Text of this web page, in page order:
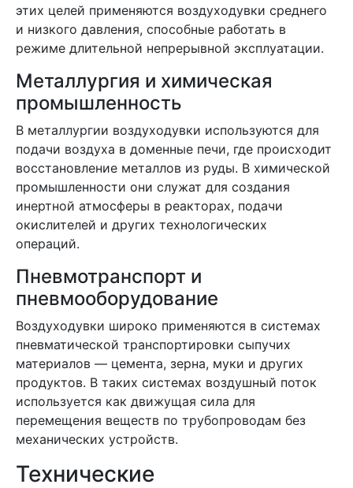
этих целей применяются воздуходувки среднего
и низкого давления, способные работать в
режиме длительной непрерывной эксплуатации.
Металлургия и химическая
промышленность
В металлургии воздуходувки используются для
подачи воздуха в доменные печи, где происходит
восстановление металлов из руды. В химической
промышленности они служат для создания
инертной атмосферы в реакторах, подачи
окислителей и других технологических
операций.
Пневмотранспорт и
пневмооборудование
Воздуходувки широко применяются в системах
пневматической транспортировки сыпучих
материалов — цемента, зерна, муки и других
продуктов. В таких системах воздушный поток
используется как движущая сила для
перемещения веществ по трубопроводам без
механических устройств.
Технические